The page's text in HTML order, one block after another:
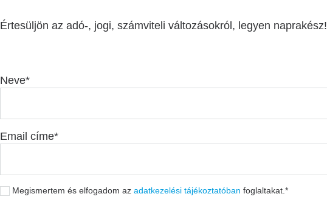
Értesüljön az adó-, jogi, számviteli változásokról, legyen naprakész!
Neve
Email címe
Megismertem és elfogadom az adatkezelési tájékoztatóban foglaltakat.